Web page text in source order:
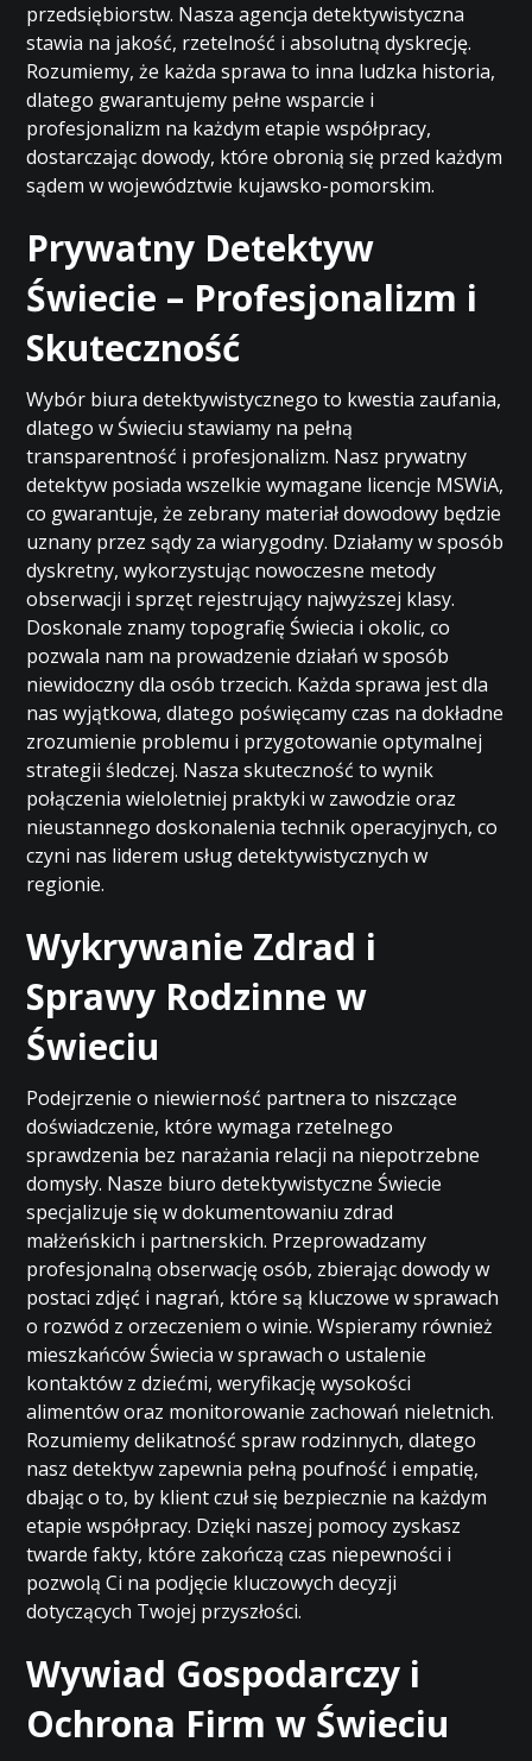
przedsiębiorstw. Nasza agencja detektywistyczna
stawia na jakość, rzetelność i absolutną dyskrecję.
Rozumiemy, że każda sprawa to inna ludzka historia,
dlatego gwarantujemy pełne wsparcie i
profesjonalizm na każdym etapie współpracy,
dostarczając dowody, które obronią się przed każdym
sądem w województwie kujawsko-pomorskim.
Prywatny Detektyw
Świecie – Profesjonalizm i
Skuteczność
Wybór biura detektywistycznego to kwestia zaufania,
dlatego w Świeciu stawiamy na pełną
transparentność i profesjonalizm. Nasz prywatny
detektyw posiada wszelkie wymagane licencje MSWiA,
co gwarantuje, że zebrany materiał dowodowy będzie
uznany przez sądy za wiarygodny. Działamy w sposób
dyskretny, wykorzystując nowoczesne metody
obserwacji i sprzęt rejestrujący najwyższej klasy.
Doskonale znamy topografię Świecia i okolic, co
pozwala nam na prowadzenie działań w sposób
niewidoczny dla osób trzecich. Każda sprawa jest dla
nas wyjątkowa, dlatego poświęcamy czas na dokładne
zrozumienie problemu i przygotowanie optymalnej
strategii śledczej. Nasza skuteczność to wynik
połączenia wieloletniej praktyki w zawodzie oraz
nieustannego doskonalenia technik operacyjnych, co
czyni nas liderem usług detektywistycznych w
regionie.
Wykrywanie Zdrad i
Sprawy Rodzinne w
Świeciu
Podejrzenie o niewierność partnera to niszczące
doświadczenie, które wymaga rzetelnego
sprawdzenia bez narażania relacji na niepotrzebne
domysły. Nasze biuro detektywistyczne Świecie
specjalizuje się w dokumentowaniu zdrad
małżeńskich i partnerskich. Przeprowadzamy
profesjonalną obserwację osób, zbierając dowody w
postaci zdjęć i nagrań, które są kluczowe w sprawach
o rozwód z orzeczeniem o winie. Wspieramy również
mieszkańców Świecia w sprawach o ustalenie
kontaktów z dziećmi, weryfikację wysokości
alimentów oraz monitorowanie zachowań nieletnich.
Rozumiemy delikatność spraw rodzinnych, dlatego
nasz detektyw zapewnia pełną poufność i empatię,
dbając o to, by klient czuł się bezpiecznie na każdym
etapie współpracy. Dzięki naszej pomocy zyskasz
twarde fakty, które zakończą czas niepewności i
pozwolą Ci na podjęcie kluczowych decyzji
dotyczących Twojej przyszłości.
Wywiad Gospodarczy i
Ochrona Firm w Świeciu